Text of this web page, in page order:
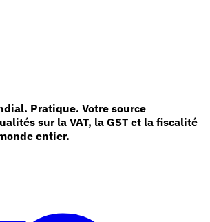
Pratique. Votre source
sur la VAT, la GST et la fiscalité
entier.